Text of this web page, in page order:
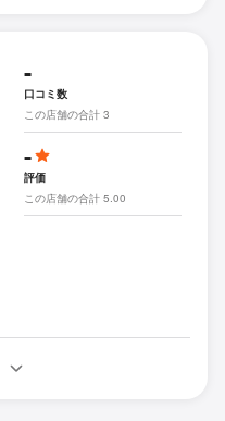
-
口コミ数
この店舗の合計 3
-
評価
この店舗の合計 5.00